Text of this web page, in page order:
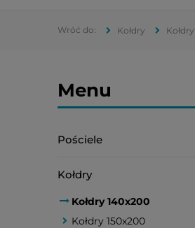
Kołdry
Menu
Pościele
Kołdry
Kołdry 140x200
Kołdry 150x200